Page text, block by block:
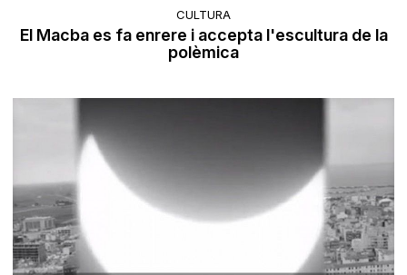
CULTURA
El Macba es fa enrere i accepta l'escultura de la
polèmica